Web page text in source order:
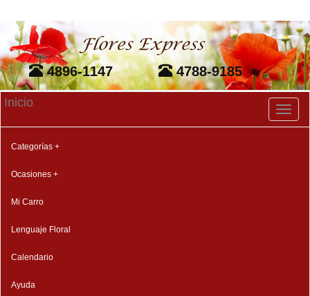
4896-1147 4788-9185
Inicio
Categorías +
Ocasiones +
Mi Carro
Lenguaje Floral
Calendario
Ayuda